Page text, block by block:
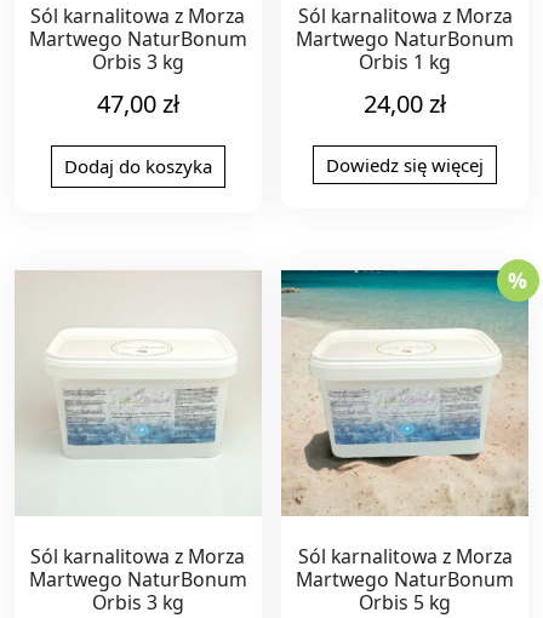
Sól karnalitowa z Morza
Martwego NaturBonum
Orbis 3 kg
47,00zł
Dodaj do koszyka
Sól karnalitowa z Morza
Martwego NaturBonum
Orbis 1 kg
24,00zł
Dowiedz się więcej
Sól karnalitowa z Morza
Martwego NaturBonum
Orbis 3 kg
%
Sól karnalitowa z Morza
Martwego NaturBonum
Orbis 5 kg